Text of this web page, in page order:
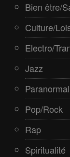
Bien être/
Culture/
Electro/
Jazz
Paranormal
Pop/Rock
Rap
Spiritualité